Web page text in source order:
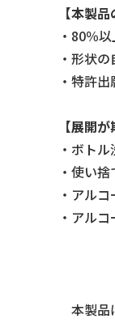
【本製品
・80％
・形状
・特許出
【展開
・ボト
・使い
・アル
・アル
本製品